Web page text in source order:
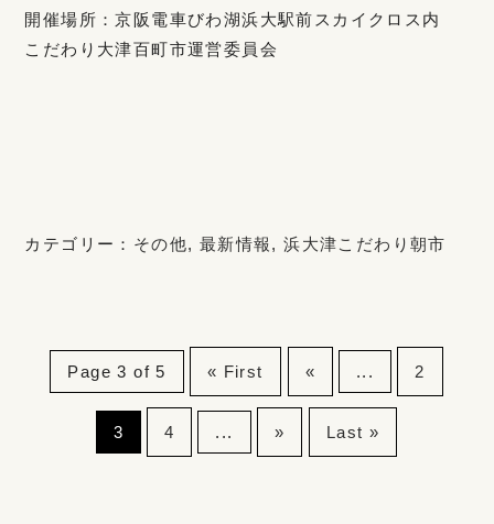
開催場所：京阪電車びわ湖浜大駅前スカイクロス内
こだわり大津百町市運営委員会
カテゴリー： その他, 最新情報,浜大津こだわり朝市
Page 3 of 5 « First « ... 2
3 4 ... » Last »